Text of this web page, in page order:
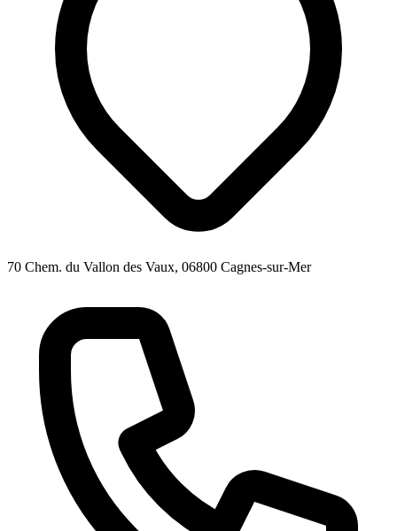
70 Chem. du Vallon des Vaux, 06800 Cagnes-sur-Mer